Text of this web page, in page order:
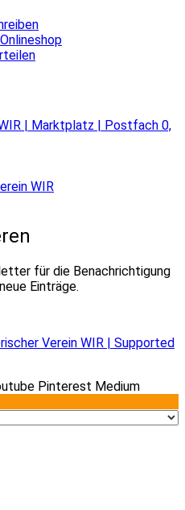
| Marktplatz | Postfach 0,
WIR
für die Benachrichtigung
Einträge.
Verein WIR | Supported
Pinterest Medium